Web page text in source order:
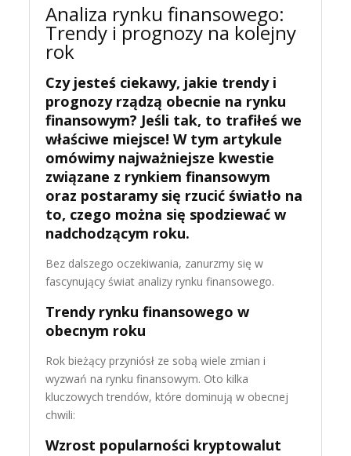
Analiza rynku finansowego:
Trendy i prognozy na kolejny
rok
Czy jesteś ciekawy, jakie trendy i
prognozy rządzą obecnie na rynku
finansowym? Jeśli tak, to trafiłeś we
właściwe miejsce! W tym artykule
omówimy najważniejsze kwestie
związane z rynkiem finansowym
oraz postaramy się rzucić światło na
to, czego można się spodziewać w
nadchodzącym roku.
Bez dalszego oczekiwania, zanurzmy się w
fascynujący świat analizy rynku finansowego.
Trendy rynku finansowego w
obecnym roku
Rok bieżący przyniósł ze sobą wiele zmian i
wyzwań na rynku finansowym. Oto kilka
kluczowych trendów, które dominują w obecnej
chwili:
Wzrost popularności kryptowalut